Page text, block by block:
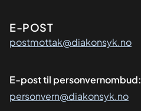
E-POST
postmottak@diakonsyk.no
E-post til personvernombud:
personvern@diakonsyk.no